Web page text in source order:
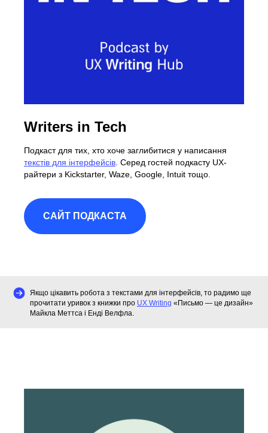
Writers in Tech
Подкаст для тих, хто хоче заглибитися у написання
текстів для інтерфейсів . Серед гостей подкасту UX-
райтери з Kickstarter, Waze, Google, Intuit тощо.
САЙТ ПОДКАСТА
Якщо цікавить робота з текстами для інтерфейсів, то радимо ще
прочитати уривок з книжки про UX Writing «Письмо — це дизайн»
Майкла Меттса і Енді Велфла.